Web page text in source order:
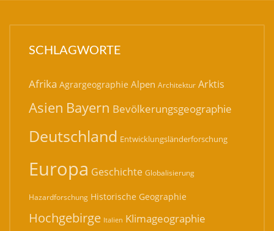
SCHLAGWORTE
Afrika Agrargeographie Alpen Architektur Arktis
Asien Bayern Bevölkerungsgeographie
Deutschland Entwicklungsländerforschung
Europa Geschichte Globalisierung
Hazardforschung Historische Geographie
Hochgebirge Italien Klimageographie